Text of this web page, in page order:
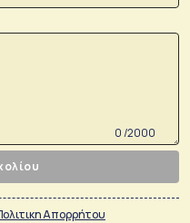
0 /2000
Απορρήτου